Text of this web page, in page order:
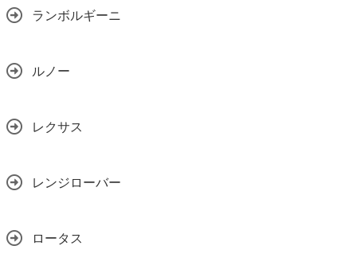
ランボルギーニ
ルノー
レクサス
レンジローバー
ロータス